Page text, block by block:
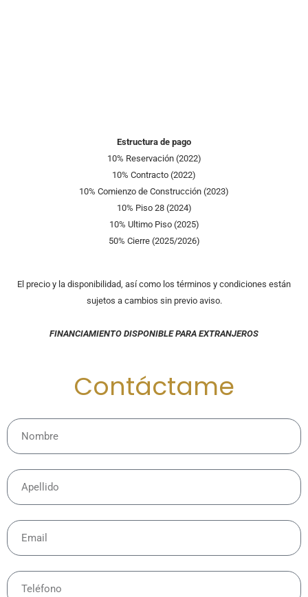
Estructura de pago
10% Reservación (2022)
10% Contracto (2022)
10% Comienzo de Construcción (2023)
10% Piso 28 (2024)
10% Ultimo Piso (2025)
50% Cierre (2025/2026)
El precio y la disponibilidad, así como los términos y condiciones están
sujetos a cambios sin previo aviso.
FINANCIAMIENTO DISPONIBLE PARA EXTRANJEROS
Contáctame